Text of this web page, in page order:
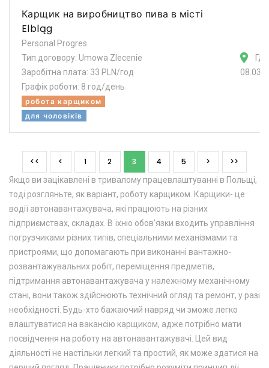
Карщик на виробництво пива в місті
Elbląg
Personal Progres
Тип договору: Umowa Zlecenie
Заробітна плата: 33 PLN/год
Графік роботи: 8 год/день
робота карщиком
для чоловіків
<< < 1 2 3 4 5 > >>
Якщо ви зацікавлені в тривалому працевлаштуванні в Польщі,
тоді розгляньте, як варіант, роботу карщиком. Карщики- це
водії автонавантажувача, які працюють на різних
підприємствах, складах. В їхніо обов’язки входить управління
погрузчиками різних типів, спеціальними механізмами та
пристроями, що допомагають при виконанні вантажно-
розвантажувальних робіт, переміщення предметів,
підтримання автонавантажувача у належному механічному
стані, вони також здійснюють технічний огляд та ремонт, у разі
необхідності. Будь-хто бажаючий навряд чи зможе легко
влаштуватися на вакансію карщиком, адже потрібно мати
посвідчення на роботу на автонавантажувачі. Цей вид
діяльності не настільки легкий та простий, як може здатися на